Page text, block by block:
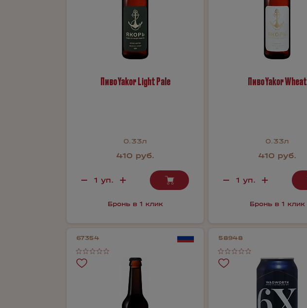
Пиво Yakor Light Pale
0.33л
410 руб.
Бронь в 1 клик
Пиво Yakor Wheat
0.33л
410 руб.
Бронь в 1 клик
67354 58948